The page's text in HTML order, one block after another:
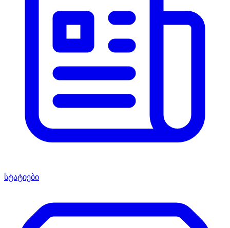
სტატიები